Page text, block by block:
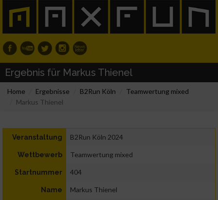
Ergebnis für Markus Thienel
Home Ergebnisse B2Run Köln
Teamwertung mixed
Markus Thienel
Veranstaltung B2Run Köln 2024
Wettbewerb Teamwertung mixed
Startnummer 404
Name Markus Thienel